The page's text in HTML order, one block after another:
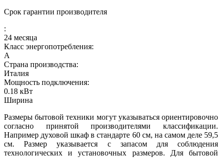
Срок гарантии производителя
:
24 месяца
Класс энергопотребления:
A
Страна производства:
Италия
Мощность подключения:
0.18 кВт
Ширина
Размеры бытовой техники могут указываться ориентировочно
согласно принятой производителями классификации.
Например духовой шкаф в стандарте 60 см, на самом деле 59,5
см. Размер указывается с запасом для соблюдения
технологических и установочных размеров. Для бытовой